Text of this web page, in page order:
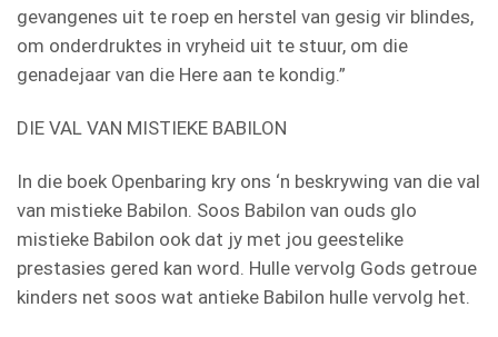
gevangenes uit te roep en herstel van gesig vir blindes,
om onderdruktes in vryheid uit te stuur, om die
genadejaar van die Here aan te kondig.”
DIE VAL VAN MISTIEKE BABILON
In die boek Openbaring kry ons ‘n beskrywing van die val
van mistieke Babilon. Soos Babilon van ouds glo
mistieke Babilon ook dat jy met jou geestelike
prestasies gered kan word. Hulle vervolg Gods getroue
kinders net soos wat antieke Babilon hulle vervolg het.